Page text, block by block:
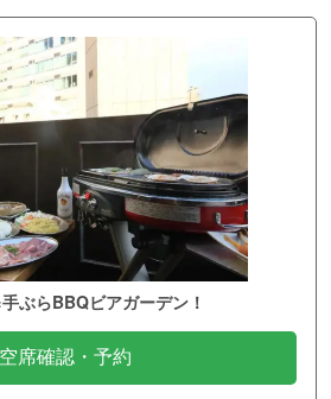
ぶらBBQビアガーデン！
空席確認・予約